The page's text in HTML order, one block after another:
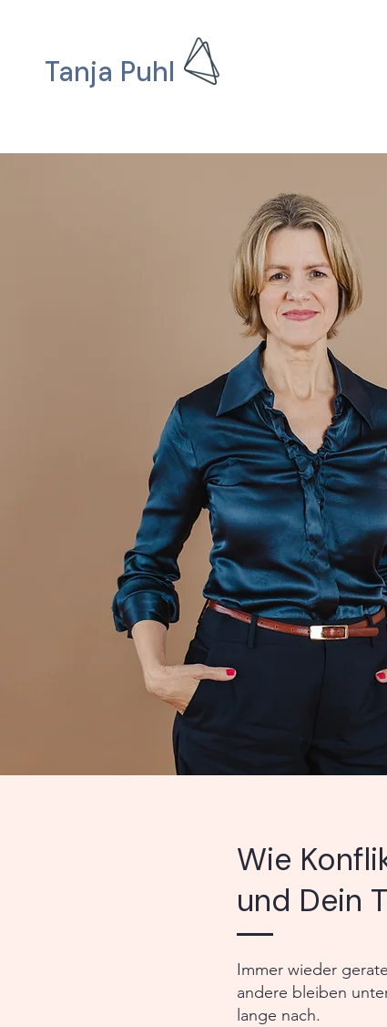
Tanja Puhl
Wie
und Dein
Immer wieder
andere bleiben
lange nach.